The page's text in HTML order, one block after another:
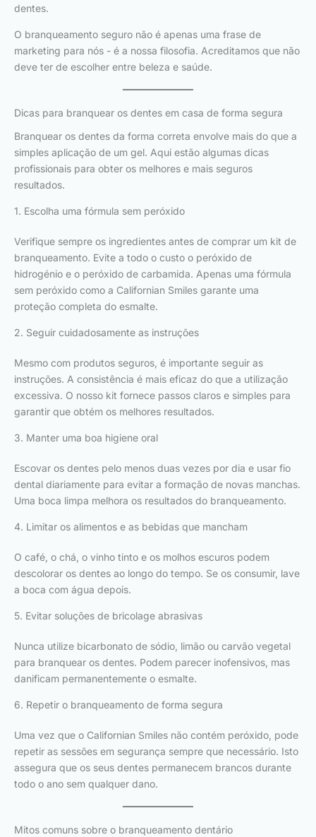
dentes.
O branqueamento seguro não é apenas uma frase de
marketing para nós - é a nossa filosofia. Acreditamos que não
deve ter de escolher entre beleza e saúde.
Dicas para branquear os dentes em casa de forma segura
Branquear os dentes da forma correta envolve mais do que a
simples aplicação de um gel. Aqui estão algumas dicas
profissionais para obter os melhores e mais seguros
resultados.
1. Escolha uma fórmula sem peróxido
Verifique sempre os ingredientes antes de comprar um kit de
branqueamento. Evite a todo o custo o peróxido de
hidrogénio e o peróxido de carbamida. Apenas uma fórmula
sem peróxido como a Californian Smiles garante uma
proteção completa do esmalte.
2. Seguir cuidadosamente as instruções
Mesmo com produtos seguros, é importante seguir as
instruções. A consistência é mais eficaz do que a utilização
excessiva. O nosso kit fornece passos claros e simples para
garantir que obtém os melhores resultados.
3. Manter uma boa higiene oral
Escovar os dentes pelo menos duas vezes por dia e usar fio
dental diariamente para evitar a formação de novas manchas.
Uma boca limpa melhora os resultados do branqueamento.
4. Limitar os alimentos e as bebidas que mancham
O café, o chá, o vinho tinto e os molhos escuros podem
descolorar os dentes ao longo do tempo. Se os consumir, lave
a boca com água depois.
5. Evitar soluções de bricolage abrasivas
Nunca utilize bicarbonato de sódio, limão ou carvão vegetal
para branquear os dentes. Podem parecer inofensivos, mas
danificam permanentemente o esmalte.
6. Repetir o branqueamento de forma segura
Uma vez que o Californian Smiles não contém peróxido, pode
repetir as sessões em segurança sempre que necessário. Isto
assegura que os seus dentes permanecem brancos durante
todo o ano sem qualquer dano.
Mitos comuns sobre o branqueamento dentário